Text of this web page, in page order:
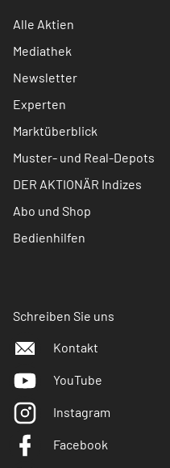
Alle Aktien
Mediathek
Newsletter
Experten
Marktüberblick
Muster- und Real-Depots
DER AKTIONÄR Indizes
Abo und Shop
Bedienhilfen
Schreiben Sie uns
Kontakt
YouTube
Instagram
Facebook